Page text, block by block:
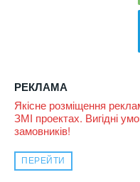
РЕКЛАМА
Якісне розміщення
ЗМІ проектах. Вигідні
замовників!
ПЕРЕЙТИ